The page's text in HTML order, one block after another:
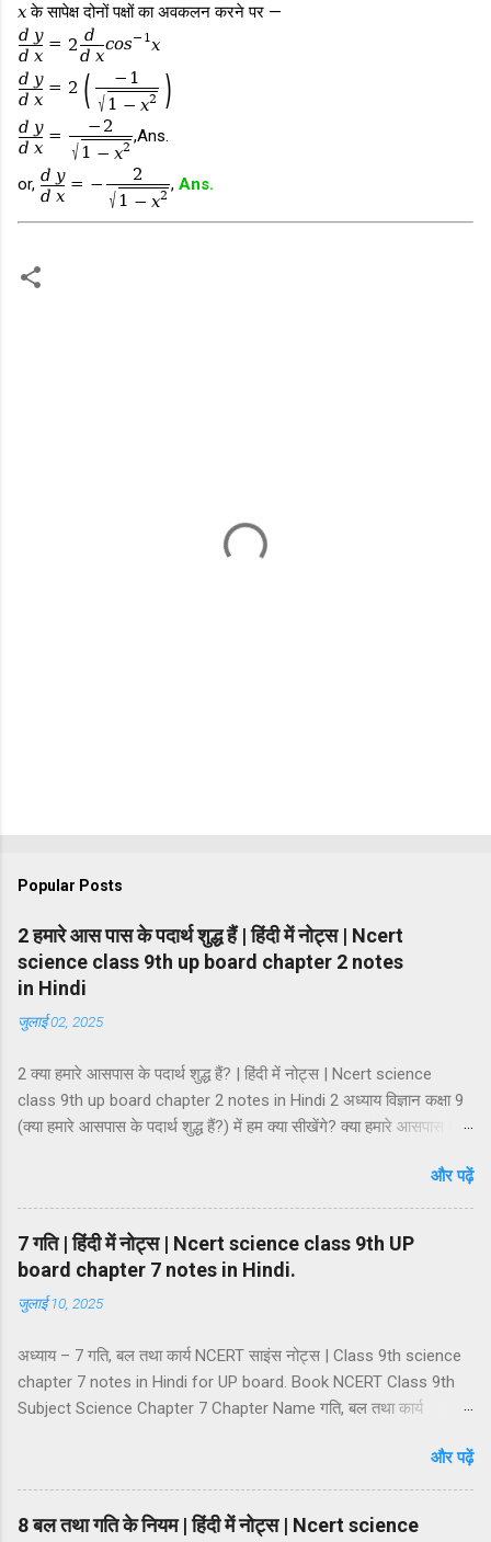
xके सापेक्ष दोनों पक्षों का अवकलन करने पर —
d y
d x
= 2 d
d x
cos− 1x
d y
d x
= 2 ( − 1
√1 − x2 )
d y
d x
= − 2
√1 − x2
,Ans.
or, d y
d x
= − 2
√1 − x2
, Ans.
Popular Posts
2 हमारे आस पास के पदार्थ शुद्ध हैं | हिंदी में नोट्स | Ncert
science class 9th up board chapter 2 notes
in Hindi
जुलाई 02, 2025
2 क्या हमारे आसपास के पदार्थ शुद्ध हैं? | हिंदी में नोट्स | Ncert science
class 9th up board chapter 2 notes in Hindi 2 अध्याय विज्ञान कक्षा 9
(क्या हमारे आसपास के पदार्थ शुद्ध हैं?) में हम क्या सीखेंगे? क्या हमारे आसपास के
मिश्रण की विशेषताएं विलयन विलायक तथा विलेय विलयन के गुण विलयन के
प्रकार विलयन की सान्द्रता कोलॉइडी अवस्था कोलॉइड निलम्बन कोलॉइडी
कोलॉइडी विलयन की प्रावस्थाएं कोलॉइडी विलियनों का वर्गीकरण कोलाइड के
गुणधर्म भौतिक एवं रासायनिक परिवर्तन शुद्ध पदार्थ तत्व तत्त्वों का वर्गीकरण धातु,
अधातु एवं उपधातु यौगिक यौगिकों की विशेषताएं मिश्रण तथा यौगिक में अंतर।
मिश्रण — जब दो या दो से अधिक तत्वों या यौगिकों को अनिश्चित अनुपात में
कहते हैं। मिश्रण में दो या दो से अधिक अवयवी पदार...
और पढ़ें
7 गति | हिंदी में नोट्स | Ncert science class 9th UP
board chapter 7 notes in Hindi.
जुलाई 10, 2025
अध्याय – 7 गति, बल तथा कार्य NCERT साइंस नोट्स | Class 9th science
chapter 7 notes in Hindi for UP board. Book NCERT Class 9th
Subject Science Chapter 7 Chapter Name गति, बल तथा कार्य
Board) अध्याय 7 विज्ञान कक्षा 9 (गति, बल तथा कार्य) में हम क्या सीखेंगे? विराम
की अवस्था : विरामावस्था गति की अवस्था या गति अवस्था विराम एवं गति सापेक्षिक
शब्द हैं गति का वर्णन : निर्देश बिंदु अदिश एवं सदिश राशियां अदिश राशियां सदिश
और पढ़ें
8 बल तथा गति के नियम | हिंदी में नोट्स | Ncert science